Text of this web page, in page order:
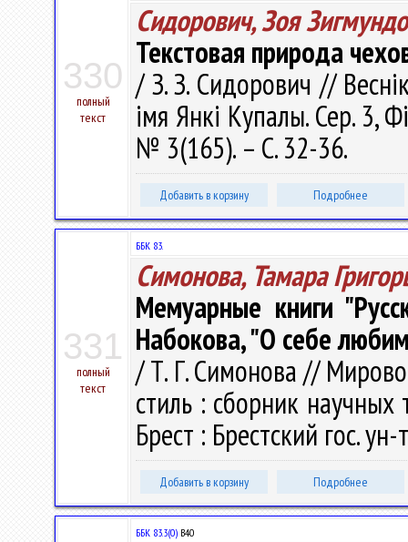
330
полный
текст
Сидорович, Зоя
Текстовая природа
/ З. З. Сидорович //
імя Янкі Купалы. Сер. 3,
№ 3(165). – С. 32-36.
Добавить в корзину Подробнее
331
полный
текст
ББК 83.
Симонова, Тамара
Мемуарные книги
Набокова, "О себе
/ Т. Г. Симонова //
стиль : сборник
Брест : Брестский гос.
Добавить в корзину Подробнее
ББК 83.3(0) В40